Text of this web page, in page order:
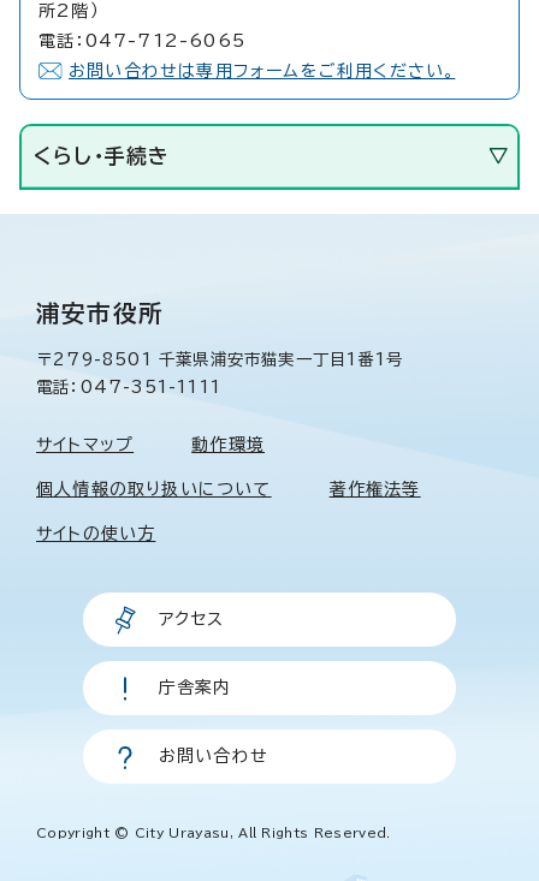
所2階）
電話：047-712-6065
お問い合わせは専用フォームをご利用ください。
くらし・手続き
浦安市役所
〒279-8501 千葉県浦安市猫実一丁目1番1号
電話：047-351-1111
サイトマップ 動作環境
個人情報の取り扱いについて 著作権法等
サイトの使い方
アクセス
庁舎案内
お問い合わせ
Copyright © City Urayasu, All Rights Reserved.